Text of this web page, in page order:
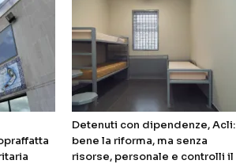
Detenuti con dipendenze, Acli:
bene la riforma, ma senza
risorse, personale e controlli il